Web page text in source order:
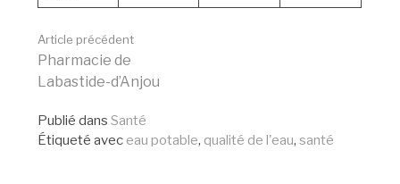
Lire
la
Article précédent
Pharmacie de
Labastide-d’Anjou
Publié dans Santé
Étiqueté avec eau potable, qualité de l'eau,santé